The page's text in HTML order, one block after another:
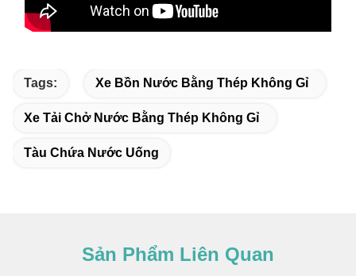
Tags: Xe Bồn Nước Bằng Thép Không Gỉ
Xe Tải Chở Nước Bằng Thép Không Gỉ
Tàu Chứa Nước Uống
Sản Phẩm Liên Quan